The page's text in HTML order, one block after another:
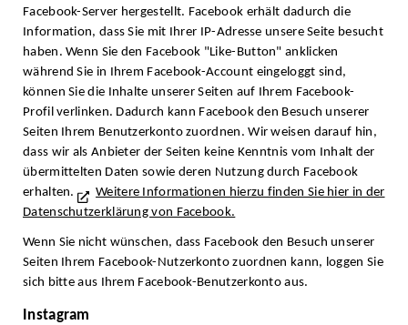
Facebook-Server hergestellt. Facebook erhält dadurch die
Information, dass Sie mit Ihrer IP-Adresse unsere Seite besucht
haben. Wenn Sie den Facebook "Like-Button" anklicken
während Sie in Ihrem Facebook-Account eingeloggt sind,
können Sie die Inhalte unserer Seiten auf Ihrem Facebook-
Profil verlinken. Dadurch kann Facebook den Besuch unserer
Seiten Ihrem Benutzerkonto zuordnen. Wir weisen darauf hin,
dass wir als Anbieter der Seiten keine Kenntnis vom Inhalt der
übermittelten Daten sowie deren Nutzung durch Facebook
erhalten.
Weitere Informationen hierzu finden Sie hier in der
Datenschutzerklärung von Facebook.
Wenn Sie nicht wünschen, dass Facebook den Besuch unserer
Seiten Ihrem Facebook-Nutzerkonto zuordnen kann, loggen Sie
sich bitte aus Ihrem Facebook-Benutzerkonto aus.
Instagram